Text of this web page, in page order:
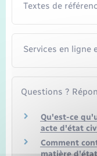
Textes de
Services en ligne
Questions ?
Qu'est-ce
acte d'état
Comment
matière